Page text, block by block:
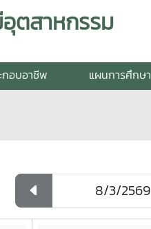
ตสาหกรรม
กอบอาชีพ แผนการศึกษา